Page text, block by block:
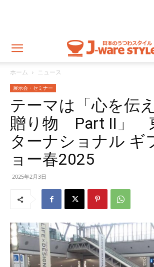
ホーム ニュース
展示会・セミナー
テーマは「心を伝
贈り物 Part Ⅱ」
ターナショナル ギ
ョー春2025
2025年2月3日